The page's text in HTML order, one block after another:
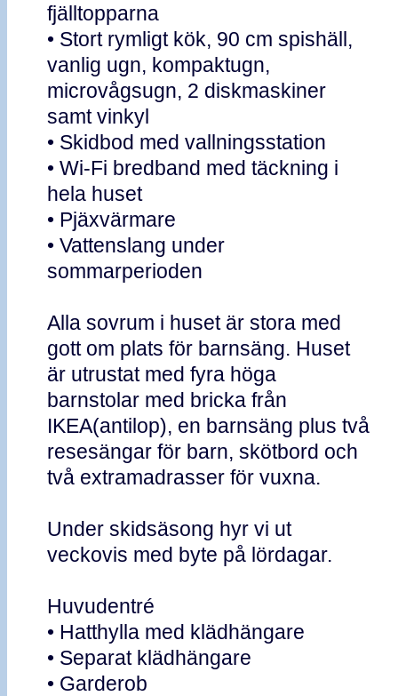
fjälltopparna
• Stort rymligt kök, 90 cm spishäll,
vanlig ugn, kompaktugn,
microvågsugn, 2 diskmaskiner
samt vinkyl
• Skidbod med vallningsstation
• Wi-Fi bredband med täckning i
hela huset
• Pjäxvärmare
• Vattenslang under
sommarperioden
Alla sovrum i huset är stora med
gott om plats för barnsäng. Huset
är utrustat med fyra höga
barnstolar med bricka från
IKEA(antilop), en barnsäng plus två
resesängar för barn, skötbord och
två extramadrasser för vuxna.
Under skidsäsong hyr vi ut
veckovis med byte på lördagar.
Huvudentré
• Hatthylla med klädhängare
• Separat klädhängare
• Garderob